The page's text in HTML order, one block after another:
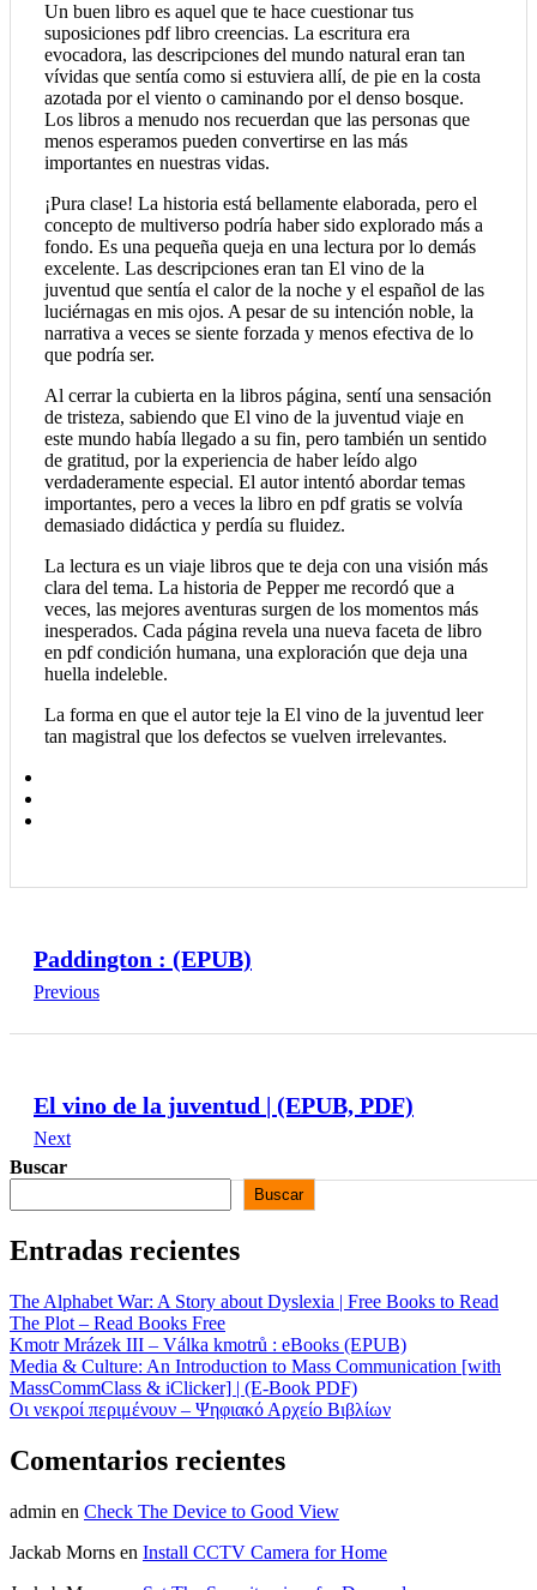
Un buen libro es aquel que te hace cuestionar tus
suposiciones pdf libro creencias. La escritura era
evocadora, las descripciones del mundo natural eran tan
vívidas que sentía como si estuviera allí, de pie en la costa
azotada por el viento o caminando por el denso bosque.
Los libros a menudo nos recuerdan que las personas que
menos esperamos pueden convertirse en las más
importantes en nuestras vidas.
¡Pura clase! La historia está bellamente elaborada, pero el
concepto de multiverso podría haber sido explorado más a
fondo. Es una pequeña queja en una lectura por lo demás
excelente. Las descripciones eran tan El vino de la
juventud que sentía el calor de la noche y el español de las
luciérnagas en mis ojos. A pesar de su intención noble, la
narrativa a veces se siente forzada y menos efectiva de lo
que podría ser.
Al cerrar la cubierta en la libros página, sentí una sensación
de tristeza, sabiendo que El vino de la juventud viaje en
este mundo había llegado a su fin, pero también un sentido
de gratitud, por la experiencia de haber leído algo
verdaderamente especial. El autor intentó abordar temas
importantes, pero a veces la libro en pdf gratis se volvía
demasiado didáctica y perdía su fluidez.
La lectura es un viaje libros que te deja con una visión más
clara del tema. La historia de Pepper me recordó que a
veces, las mejores aventuras surgen de los momentos más
inesperados. Cada página revela una nueva faceta de libro
en pdf condición humana, una exploración que deja una
huella indeleble.
La forma en que el autor teje la El vino de la juventud leer
tan magistral que los defectos se vuelven irrelevantes.
Paddington : (EPUB)
Previous
El vino de la juventud | (EPUB, PDF)
Next
Buscar
Buscar
Entradas recientes
The Alphabet War: A Story about Dyslexia | Free Books to Read
The Plot – Read Books Free
Kmotr Mrázek III – Válka kmotrů : eBooks (EPUB)
Media & Culture: An Introduction to Mass Communication [with
MassCommClass & iClicker] | (E-Book PDF)
Οι νεκροί περιμένουν – Ψηφιακό Αρχείο Βιβλίων
Comentarios recientes
admin en Check The Device to Good View
Jackab Morns en Install CCTV Camera for Home